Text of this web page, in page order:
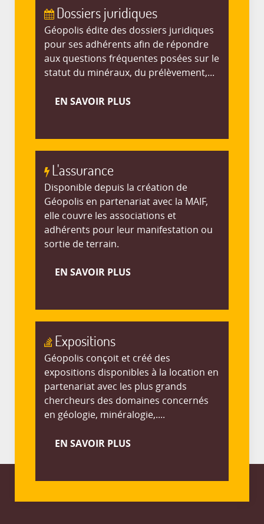
Dossiers juridiques
Géopolis édite des dossiers juridiques
pour ses adhérents afin de répondre
aux questions fréquentes posées sur le
statut du minéraux, du prélèvement,...
EN SAVOIR PLUS
L'assurance
Disponible depuis la création de
Géopolis en partenariat avec la MAIF,
elle couvre les associations et
adhérents pour leur manifestation ou
sortie de terrain.
EN SAVOIR PLUS
Expositions
Géopolis conçoit et créé des
expositions disponibles à la location en
partenariat avec les plus grands
chercheurs des domaines concernés
en géologie, minéralogie,....
EN SAVOIR PLUS